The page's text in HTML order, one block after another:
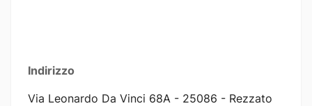
Indirizzo
Via Leonardo Da Vinci 68A - 25086 - Rezzato